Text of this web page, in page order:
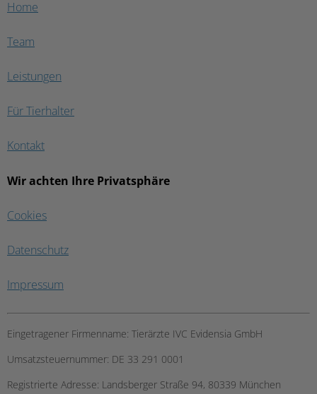
Home
Team
Leistungen
Für Tierhalter
Kontakt
Wir achten Ihre Privatsphäre
Cookies
Datenschutz
Impressum
Eingetragener Firmenname: Tierärzte IVC Evidensia GmbH
Umsatzsteuernummer: DE 33 291 0001
Registrierte Adresse: Landsberger Straße 94, ​80339 München